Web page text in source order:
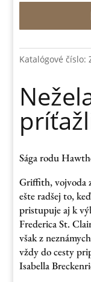
príťažlivosť
Katalógové číslo:
Sága rodu
Griffith, vojvoda
ešte radšej to,
pristupuje aj k
Frederica St.
však z
vždy do cesty
Isabella